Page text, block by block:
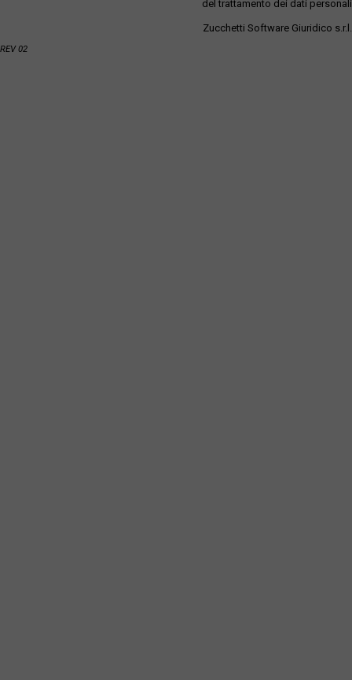
del trattamento dei dati personali
Zucchetti Software Giuridico s.r.l.
REV 02